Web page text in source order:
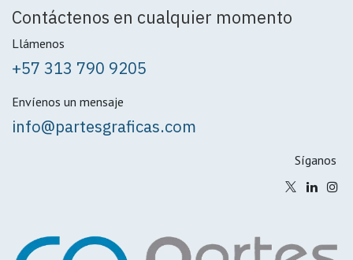
Contáctenos en cualquier momento
Llámenos
+57 313 790 9205
Envíenos un mensaje
info@partesgraficas.com
Síganos